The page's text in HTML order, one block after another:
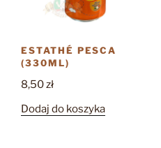
ESTATHÉ PESCA
(330ML)
8,50zł
Dodaj do koszyka